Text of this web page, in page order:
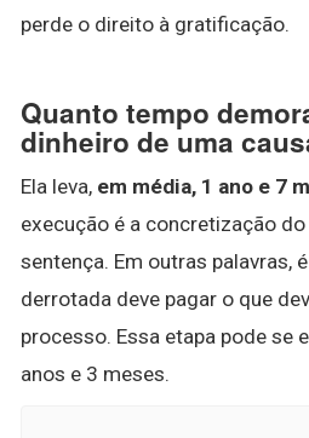
perde o direito à gratificação.
Quanto tempo
dinheiro de uma
Ela leva, em média, 1 ano e 7
execução é a concretização
sentença. Em outras palavras,
derrotada deve pagar o que
processo. Essa etapa pode se
anos e 3 meses.